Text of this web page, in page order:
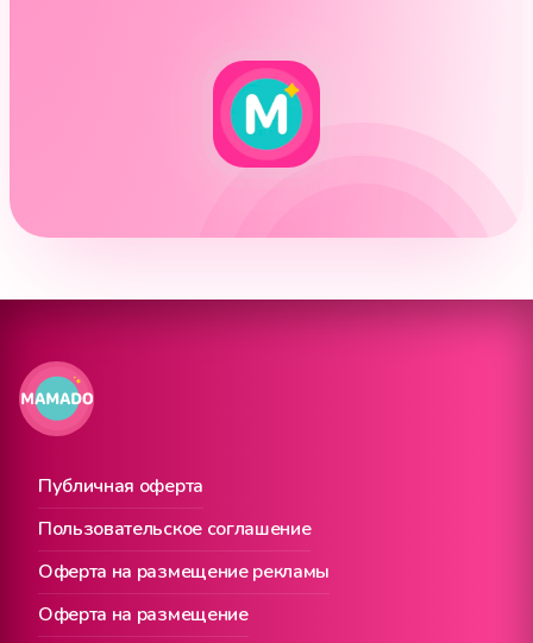
Публичная оферта
Пользовательское соглашение
Оферта на размещение рекламы
Оферта на размещение